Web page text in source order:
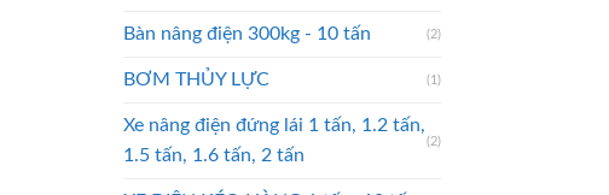
Bàn nâng điện 300kg - 10 tấn (2)
BƠM THỦY LỰC (1)
Xe nâng điện đứng lái 1 tấn, 1.2 tấn,
1.5 tấn, 1.6 tấn, 2 tấn
(2)